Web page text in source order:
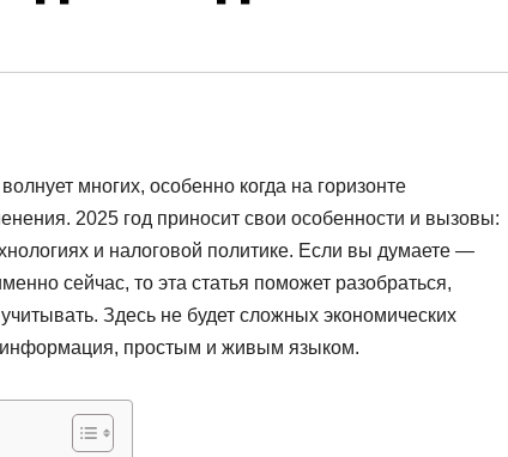
многих, особенно когда на горизонте
2025 год приносит свои особенности и вызовы:
и налоговой политике. Если вы думаете —
сейчас, то эта статья поможет разобраться,
Здесь не будет сложных экономических
простым и живым языком.